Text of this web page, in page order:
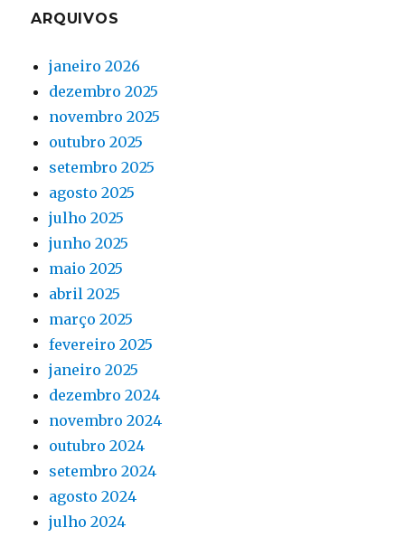
ARQUIVOS
janeiro 2026
dezembro 2025
novembro 2025
outubro 2025
setembro 2025
agosto 2025
julho 2025
junho 2025
maio 2025
abril 2025
março 2025
fevereiro 2025
janeiro 2025
dezembro 2024
novembro 2024
outubro 2024
setembro 2024
agosto 2024
julho 2024